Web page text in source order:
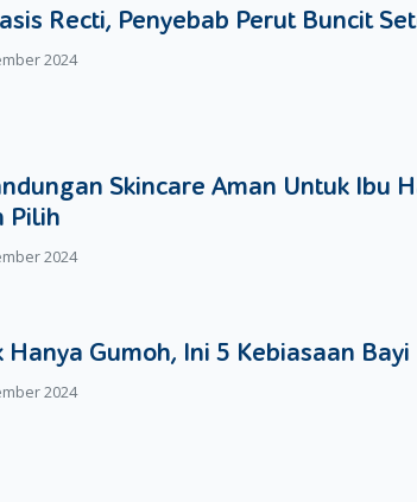
hati Moms untuk menghias kue sesuai dengan
adalah mencicipi makanan. Mintalah si
Recti, Penyebab Perut Buncit
2024
Skincare Aman Untuk Ibu
Pilih
2024
Hanya Gumoh, Ini 5 Kebiasaan
2024